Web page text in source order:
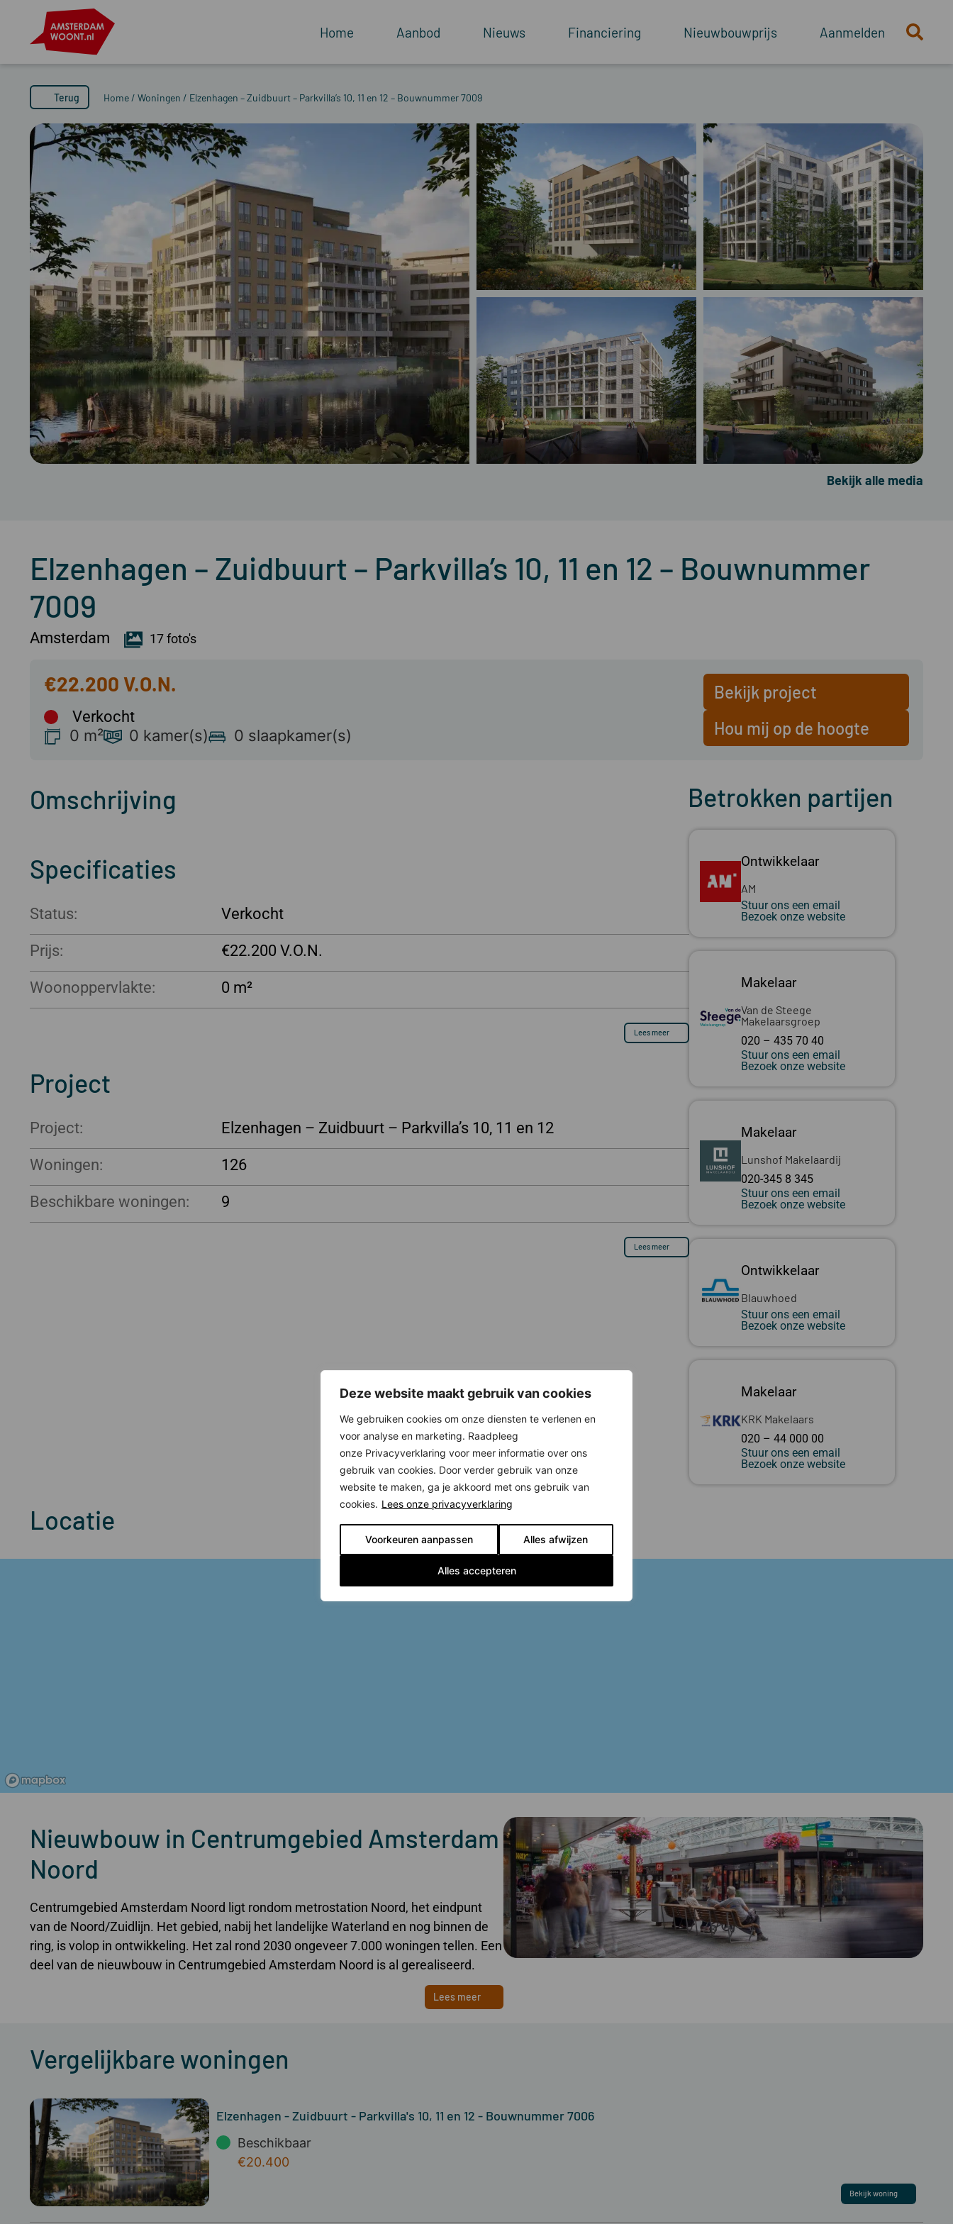
Deze website maakt gebruik van cookies
We gebruiken cookies om onze diensten te verlenen en
voor analyse en marketing. Raadpleeg
onze Privacyverklaring voor meer informatie over ons
gebruik van cookies. Door verder gebruik van onze
website te maken, ga je akkoord met ons gebruik van
cookies. Lees onze privacyverklaring
Voorkeuren aanpassen Alles afwijzen
Alles accepteren
Home Aanbod Nieuws Financiering Nieuwbouwprijs Aanmelden
Terug Home / Woningen / Elzenhagen – Zuidbuurt – Parkvilla’s 10, 11 en 12 – Bouwnummer 7009
Bekijk alle media
Elzenhagen – Zuidbuurt – Parkvilla’s 10, 11 en 12 – Bouwnummer
7009
Amsterdam 17 foto's
€22.200
Verkocht
0 m² 0 kamer(s) 0 slaapkamer(s)
Bekijk project
Hou mij op de hoogte
Omschrijving
Specificaties
Status: Verkocht
Prijs: €22.200
Woonoppervlakte: 0 m²
Lees meer
Project
Project: Elzenhagen – Zuidbuurt – Parkvilla’s 10, 11 en 12
Woningen: 126
Beschikbare woningen: 9
Lees meer
Betrokken partijen
Ontwikkelaar
AM
Stuur ons een email
Bezoek onze website
Makelaar
Van de Steege
Makelaarsgroep
020 – 435 70 40
Stuur ons een email
Bezoek onze website
Makelaar
Lunshof Makelaardij
020-345 8 345
Stuur ons een email
Bezoek onze website
Ontwikkelaar
Blauwhoed
Stuur ons een email
Bezoek onze website
Makelaar
KRK Makelaars
020 – 44 000 00
Stuur ons een email
Bezoek onze website
Locatie
Nieuwbouw in Centrumgebied Amsterdam
Noord
Centrumgebied Amsterdam Noord ligt rondom metrostation Noord, het eindpunt
van de Noord/Zuidlijn. Het gebied, nabij het landelijke Waterland en nog binnen de
ring, is volop in ontwikkeling. Het zal rond 2030 ongeveer 7.000 woningen tellen. Een
deel van de nieuwbouw in Centrumgebied Amsterdam Noord is al gerealiseerd.
Lees meer
Vergelijkbare woningen
Elzenhagen - Zuidbuurt - Parkvilla's 10, 11 en 12 - Bouwnummer 7006
Beschikbaar
€20.400
Bekijk woning